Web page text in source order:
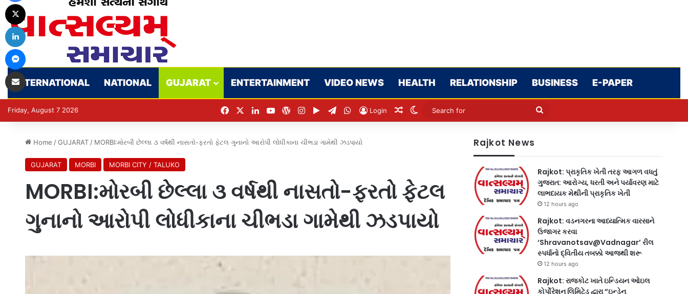
INTERNATIONAL NATIONAL GUJARAT ENTERTAINMENT VIDEO NEWS HEALTH RELATIONSHIP BUSINESS E-PAPER
Friday, August 7 2026 FacebookLinkedInYouTubeWordPress
Instagram
Google Play
Telegram
WhatsApp
Login Random Article
Switch skin
Search
Home / GUJARAT / MORBI:મોરબી છેલ્લા ૩ વર્ષથી નાસતો-ફરતો ફેટલ ગુનાનો આરોપી લોધીકાના ચીભડા ગામેથી ઝડપાયો
GUJARAT MORBI MORBI CITY / TALUKO
MORBI:મોરબી છેલ્લા ૩ વર્ષથી નાસતો-ફરતો ફેટલ
ગુનાનો આરોપી લોધીકાના ચીભડા ગામેથી ઝડપાયો
Rajkot News
Rajkot: પ્રાકૃતિક ખેતી તરફ આગળ વધતું
ગુજરાત: આરોગ્ય, ધરતી અને પર્યાવરણ માટે
લાભદાયક મેથીની પ્રાકૃતિક ખેતી
12 hours ago
Rajkot: વડનગરના આધ્યાત્મિક વારસાને
ઉજાગર કરવા
‘Shravanotsav@Vadnagar’ રીલ
સ્પર્ધાનો દ્વિતીય તબક્કો આજથી શરૂ
12 hours ago
Rajkot: રાજકોટ ખાતે ઇન્ડિયન ઓઇલ
કોર્પોરેશન લિમિટેડ દ્વારા “ઇન્ડેન
LinkedIn